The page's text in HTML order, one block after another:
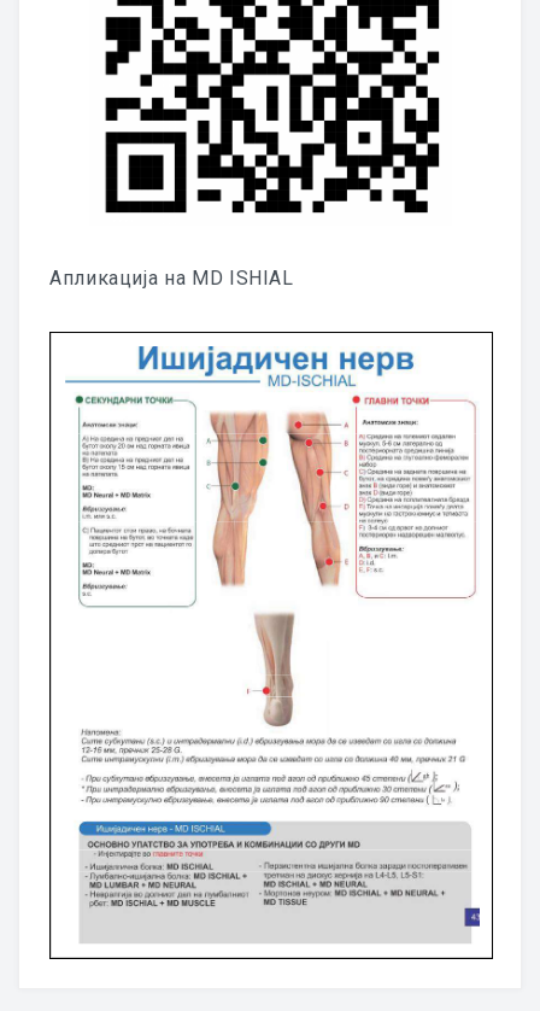
Апликација на MD ISHIAL